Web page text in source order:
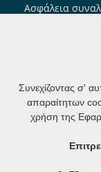
Ασφάλεια
member
Συνεχίζοντας σ'
απαραίτητων
χρήση της